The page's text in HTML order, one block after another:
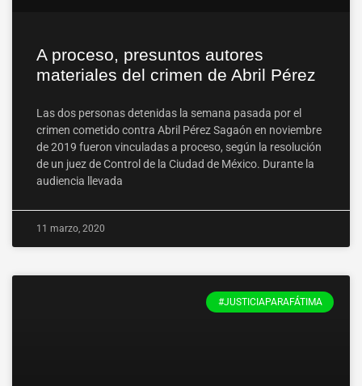
A proceso, presuntos autores
materiales del crimen de Abril Pérez
Las dos personas detenidas la semana pasada por el
crimen cometido contra Abril Pérez Sagaón en noviembre
de 2019 fueron vinculadas a proceso, según la resolución
de un juez de Control de la Ciudad de México. Durante la
audiencia llevada
11 marzo, 2020
#JUSTICIAPARAFÁTIMA